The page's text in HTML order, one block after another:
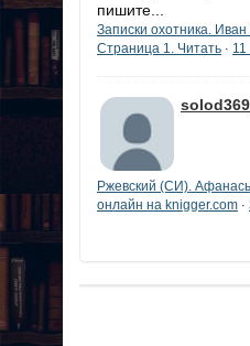
пишите...
Записки охотника. Иван
Страница 1. Читать ·
solod369
Ржевский (СИ).
онлайн на knigger.com ·